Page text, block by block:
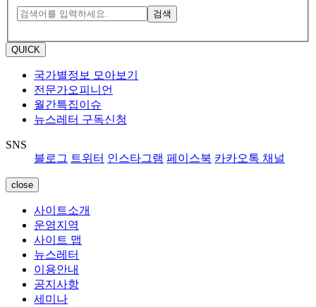
검색
QUICK
국가별정보 모아보기
전문가오피니언
월간특집이슈
뉴스레터 구독신청
SNS
블로그 트위터 인스타그램 페이스북 카카오톡 채널
close
사이트소개
운영지역
사이트 맵
뉴스레터
이용안내
공지사항
세미나